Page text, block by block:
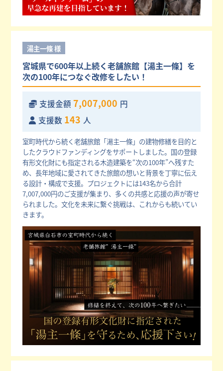
湯主一條 様
宮城県で600年以上続く老舗旅館【湯主一條】を
次の100年につなぐ改修をしたい！
支援金額 7,007,000 円
支援数 143 人
室町時代から続く老舗旅館「湯主一條」の建物修繕を目的と
したクラウドファンディングをサポートしました。国の登録
有形文化財にも指定される木造建築を“次の100年”へ残すた
め、長年地域に愛されてきた旅館の想いと背景を丁寧に伝え
る設計・構成で支援。プロジェクトには143名から合計
7,007,000円のご支援が集まり、多くの共感と応援の声が寄せ
られました。文化を未来に繋ぐ挑戦は、これからも続いてい
きます。